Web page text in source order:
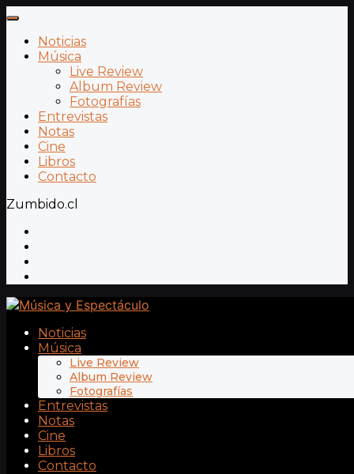
Noticias
Música
Live Review
Album Review
Fotografías
Entrevistas
Notas
Cine
Libros
Contacto
Zumbido.cl
Noticias
Música
Live Review
Album Review
Fotografías
Entrevistas
Notas
Cine
Libros
Contacto